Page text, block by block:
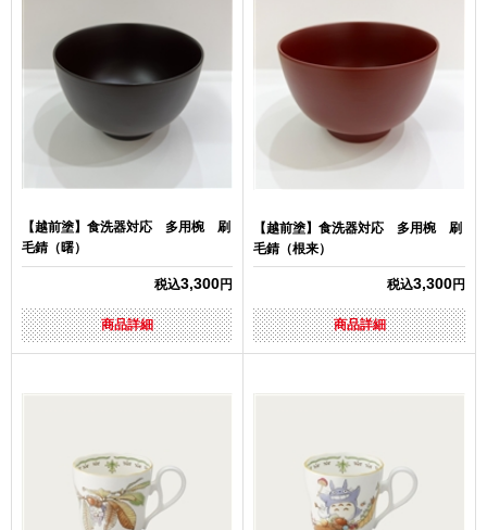
【越前塗】食洗器対応 多用椀 刷
毛錆（曙）
税込3,300円
商品詳細
【越前塗】食洗器対応 多用椀 刷
毛錆（根来）
税込3,300円
商品詳細